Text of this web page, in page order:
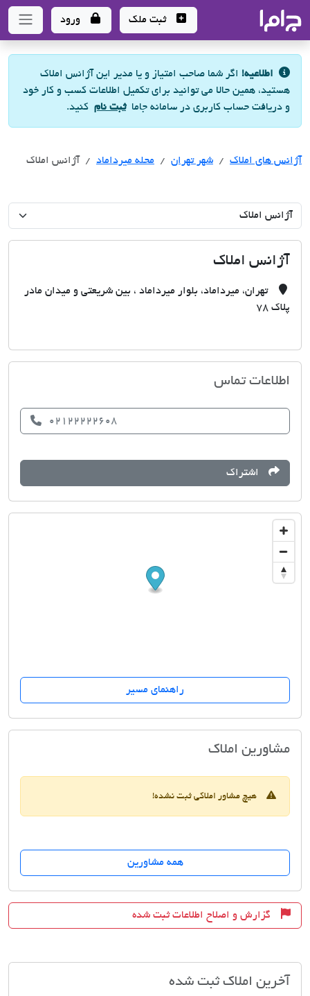
- سامانه جامع املاک و مشاورین املاک
ثبت ملک ورود
اطلاعیه! اگر شما صاحب امتیاز و یا مدیر این آژانس املاک
هستید، همین حالا می توانید برای تکمیل اطلاعات کسب و کار خود
و دریافت حساب کاربری در سامانه جاماثبت نام کنید.
آژانس های املاک آژانس های املاک
شهر تهران آژانس های املاک
محله میرداماد آژانس املاک
آژانس املاک
تهران، میرداماد، بلوار میرداماد ، بین شریعتی و میدان مادر
پلاک ٧٨
اطلاعات تماس
02122222608
اشتراک
راهنمای مسیر
مشاورین املاکآژانس املاک
هیچ مشاور املاکی ثبت نشده!
همه مشاورین
گزارش و اصلاح اطلاعات ثبت شده
آخرین املاک ثبت شده